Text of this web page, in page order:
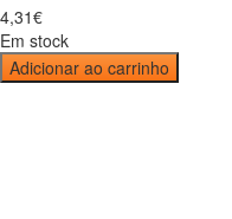
4,31€
Em stock
Adicionar ao carrinho